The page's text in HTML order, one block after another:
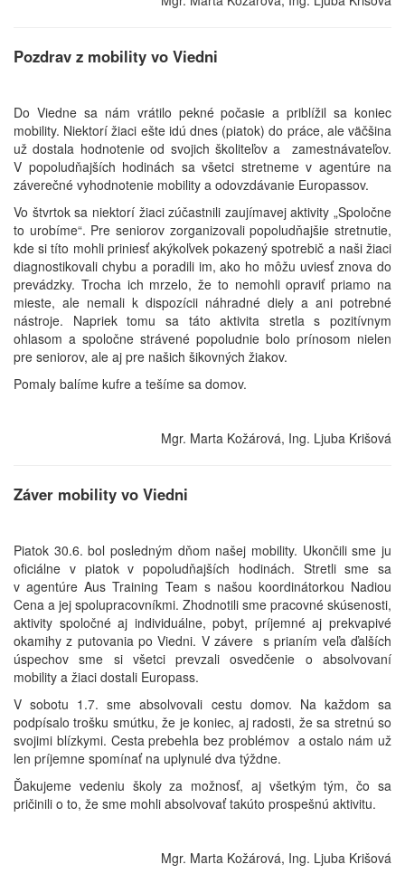
Pozdrav z mobility vo Viedni
Do Viedne sa nám vrátilo pekné počasie a priblížil sa koniec
mobility. Niektorí žiaci ešte idú dnes (piatok) do práce, ale väčšina
už dostala hodnotenie od svojich školiteľov a zamestnávateľov.
V popoludňajších hodinách sa všetci stretneme v agentúre na
záverečné vyhodnotenie mobility a odovzdávanie Europassov.
Vo štvrtok sa niektorí žiaci zúčastnili zaujímavej aktivity „Spoločne
to urobíme“. Pre seniorov zorganizovali popoludňajšie stretnutie,
kde si títo mohli priniesť akýkoľvek pokazený spotrebič a naši žiaci
diagnostikovali chybu a poradili im, ako ho môžu uviesť znova do
prevádzky. Trocha ich mrzelo, že to nemohli opraviť priamo na
mieste, ale nemali k dispozícii náhradné diely a ani potrebné
nástroje. Napriek tomu sa táto aktivita stretla s pozitívnym
ohlasom a spoločne strávené popoludnie bolo prínosom nielen
pre seniorov, ale aj pre našich šikovných žiakov.
Pomaly balíme kufre a tešíme sa domov.
Mgr. Marta Kožárová, Ing. Ljuba Krišová
Záver mobility vo Viedni
Piatok 30.6. bol posledným dňom našej mobility. Ukončili sme ju
oficiálne v piatok v popoludňajších hodinách. Stretli sme sa
v agentúre Aus Training Team s našou koordinátorkou Nadiou
Cena a jej spolupracovníkmi. Zhodnotili sme pracovné skúsenosti,
aktivity spoločné aj individuálne, pobyt, príjemné aj prekvapivé
okamihy z putovania po Viedni. V závere s prianím veľa ďalších
úspechov sme si všetci prevzali osvedčenie o absolvovaní
mobility a žiaci dostali Europass.
V sobotu 1.7. sme absolvovali cestu domov. Na každom sa
podpísalo trošku smútku, že je koniec, aj radosti, že sa stretnú so
svojimi blízkymi. Cesta prebehla bez problémov a ostalo nám už
len príjemne spomínať na uplynulé dva týždne.
Ďakujeme vedeniu školy za možnosť, aj všetkým tým, čo sa
pričinili o to, že sme mohli absolvovať takúto prospešnú aktivitu.
Mgr. Marta Kožárová, Ing. Ljuba Krišová